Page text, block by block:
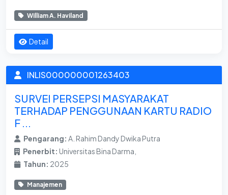
William A. Haviland
Detail
INLIS000000001263403
SURVEI PERSEPSI MASYARAKAT
TERHADAP PENGGUNAAN KARTU RADIO
F ...
Pengarang: A. Rahim Dandy Dwika Putra
Penerbit: Universitas Bina Darma,
Tahun: 2025
Manajemen